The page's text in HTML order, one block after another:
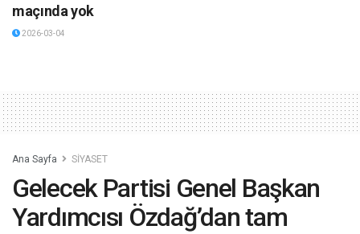
maçında yok
2026-03-04
Ana Sayfa SİYASET
Gelecek Partisi Genel Başkan
Yardımcısı Özdağ’dan tam